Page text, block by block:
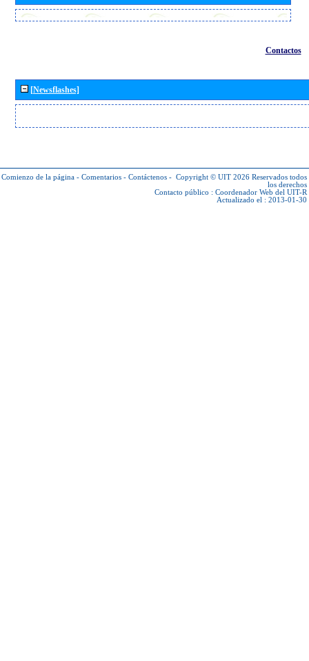
Contactos
[Newsflashes]
Comienzo de la página - Comentarios - Contáctenos - Copyright © UIT 2026 Reservados todos
los derechos
Contacto público : Coordenador Web del UIT-R
Actualizado el : 2013-01-30